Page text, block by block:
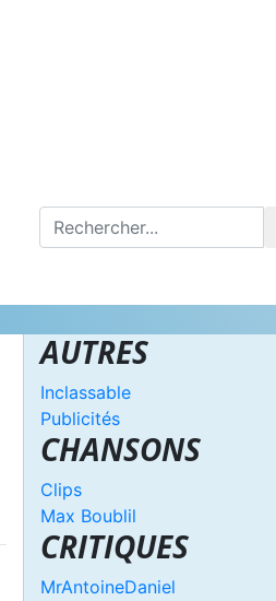
AUTRES
Inclassable
Publicités
CHANSONS
Clips
Max Boublil
CRITIQUES
MrAntoineDaniel